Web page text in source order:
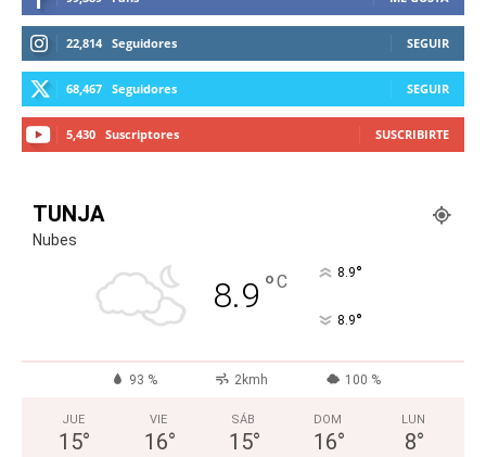
22,814 Seguidores SEGUIR
68,467 Seguidores SEGUIR
5,430 Suscriptores SUSCRIBIRTE
TUNJA
Nubes
8.9 °C 8.9°
8.9°
93 % 2kmh 100 %
JUE
15°
VIE
16°
SÁB
15°
DOM
16°
LUN
8°